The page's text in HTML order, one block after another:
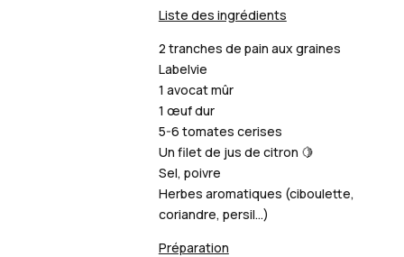
Liste des ingrédients
2 tranches de pain aux graines
Labelvie
1 avocat mûr
1 œuf dur
5-6 tomates cerises
Un filet de jus de citron 🍋
Sel, poivre
Herbes aromatiques (ciboulette,
coriandre, persil…)
Préparation